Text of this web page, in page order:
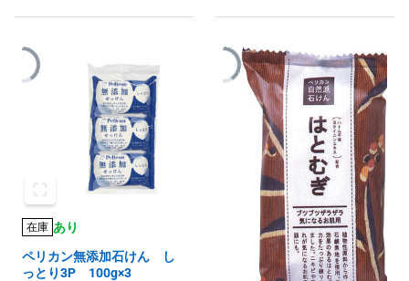
在庫 あり
ペリカン無添加石けん し
っとり3P 100g×3